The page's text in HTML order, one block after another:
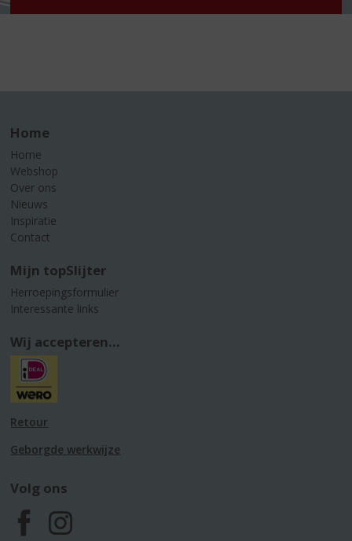
Home
Home
Webshop
Over ons
Nieuws
Inspiratie
Contact
Mijn topSlijter
Herroepingsformulier
Interessante links
Wij accepteren...
Retour
Geborgde werkwijze
Volg ons
F I